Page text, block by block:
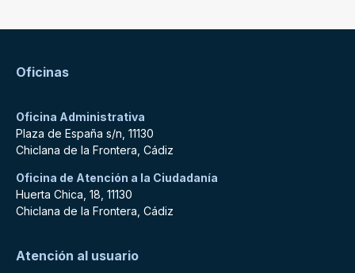
Oficinas
Oficina Administrativa
Plaza de España s/n, 11130
Chiclana de la Frontera, Cádiz
Oficina de Atención a la Ciudadanía
Huerta Chica, 18, 11130
Chiclana de la Frontera, Cádiz
Atención al usuario